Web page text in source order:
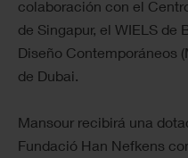
colaboración con el
de Singapur, el WIELS de
Diseño Contemporáneos
de Dubai.
Mansour recibirá una
Fundació Han Nefkens